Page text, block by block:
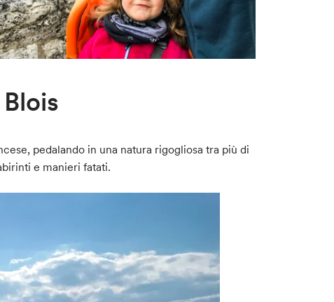
pedalando in una natura rigogliosa tra più di
e manieri fatati.